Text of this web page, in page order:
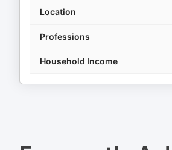
Location
Professions
Household Income